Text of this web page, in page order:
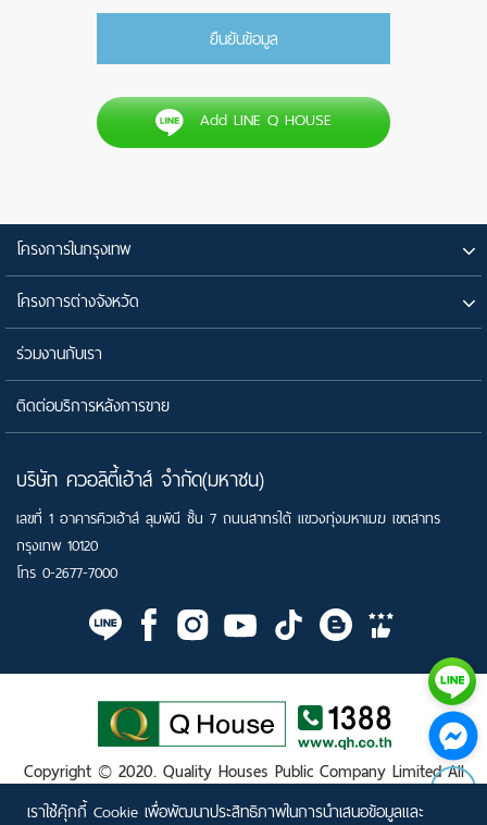
Add LINE Q HOUSE
โครงการในกรุงเทพ
โครงการต่างจังหวัด
ร่วมงานกับเรา
ติดต่อบริการหลังการขาย
บริษัท ควอลิตี้เฮ้าส์ จำกัด(มหาชน)
เลขที่ 1 อาคารคิวเฮ้าส์ ลุมพินี ชั้น 7 ถนนสาทรใต้ แขวงทุ่งมหาเมฆ เขตสาทร
กรุงเทพ 10120
โทร 0-2677-7000
Copyright © 2020.Quality Houses Public Company LimitedAll
เราใช้คุ๊กกี้ Cookie เพื่อพัฒนาประสิทธิภาพในการนำเสนอข้อมูลและ